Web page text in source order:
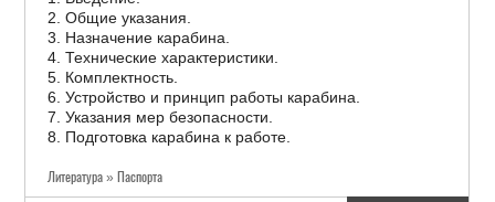
2. Общие указания.
3. Назначение карабина.
4. Технические характеристики.
5. Комплектность.
6. Устройство и принцип работы карабина.
7. Указания мер безопасности.
8. Подготовка карабина к работе.
Литература » Паспорта